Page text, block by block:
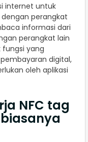
internet untuk
perangkat
informasi dari
perangkat lain
fungsi yang
digital,
oleh aplikasi
NFC tag